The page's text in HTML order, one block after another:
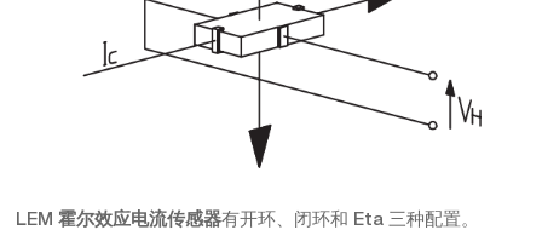
LEM 霍尔效应电流传感器有开环、闭环和 Eta 三种配置。